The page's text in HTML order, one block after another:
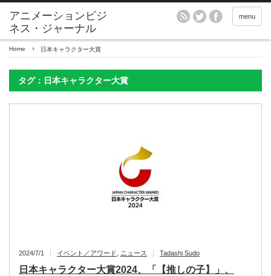
アニメーションビジ
ネス・ジャーナル
menu
Home 日本キャラクター大賞
タグ：日本キャラクター大賞
2024/7/1 イベント／アワード ニュース Tadashi Sudo
日本キャラクター大賞2024、「【推しの子】」、